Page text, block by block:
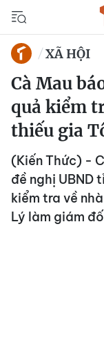
XÃ HỘI
Cà Mau
quả kiểm
thiếu gia
(Kiến Thức) -
đề nghị UBND
kiểm tra về
Lý làm giám